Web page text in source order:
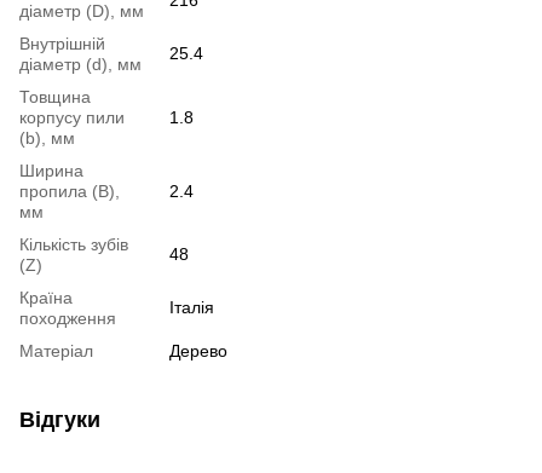
діаметр (D), мм
Внутрішній
діаметр (d), мм
25.4
Товщина
корпусу пили
(b), мм
1.8
Ширина
пропила (B),
мм
2.4
Кількість зубів
(Z)
48
Країна
походження
Італія
Матеріал Дерево
Відгуки